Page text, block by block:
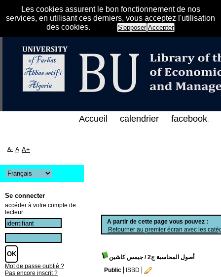
Les cookies assurent le bon fonctionnement de nos
services, en utilisant ces derniers, vous acceptez l'utilisation
des cookies.
S'opposer Accepter
الإلكتروني على الخط المباشر لمكتبة كلية
A partir de cette page vous pouvez :
Retourner au premier écran avec les
أصول المحاسبة ج2
/ جيمس كاشين
Public
ISBD
Accueil calendrier facebook.
A- A A+
Se connecter
accéder à votre compte de
lecteur
Mot de passe oublié ?
Pas encore inscrit ?